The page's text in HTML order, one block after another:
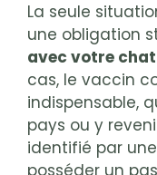
La seule
une obligation
avec votre
cas, le vaccin
indispensable,
pays ou y
identifié par